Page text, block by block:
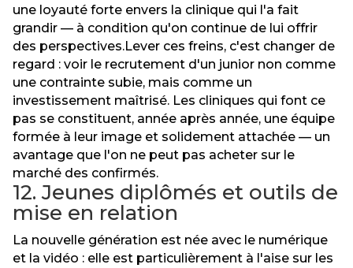
une loyauté forte envers la clinique qui l'a fait
grandir — à condition qu'on continue de lui offrir
des perspectives.Lever ces freins, c'est changer de
regard : voir le recrutement d'un junior non comme
une contrainte subie, mais comme un
investissement maîtrisé. Les cliniques qui font ce
pas se constituent, année après année, une équipe
formée à leur image et solidement attachée — un
avantage que l'on ne peut pas acheter sur le
marché des confirmés.
12. Jeunes diplômés et outils de
mise en relation
La nouvelle génération est née avec le numérique
et la vidéo : elle est particulièrement à l'aise sur les